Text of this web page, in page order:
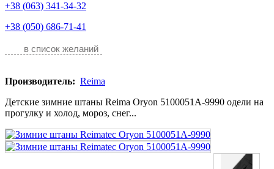
+38 (063) 341-34-32
+38 (050) 686-71-41
в список желаний
Производитель: Reima
Детские зимние штаны Reima Oryon 5100051A-9990 одели на
прогулку и холод, мороз, снег...